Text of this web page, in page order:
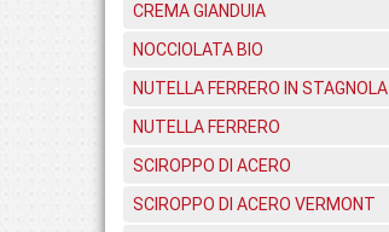
CREMA GIANDUIA
NOCCIOLATA BIO
NUTELLA FERRERO IN STAGNOLA
NUTELLA FERRERO
SCIROPPO DI ACERO
SCIROPPO DI ACERO VERMONT